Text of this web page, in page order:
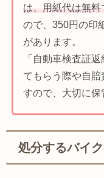
は、用紙代は無料
ので、350円の印
があります。
「自動車検査証
てもらう際や自賠
すので、大切に保
処分するバイ